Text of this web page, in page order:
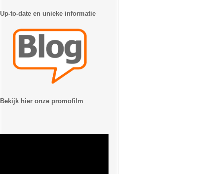
Up-to-date en unieke informatie
Bekijk hier onze promofilm